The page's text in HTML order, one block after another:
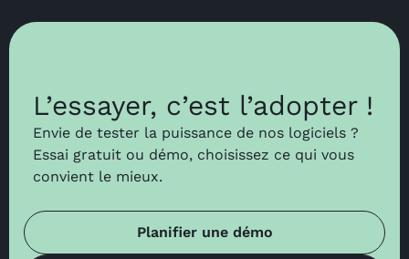
L’essayer, c’est l’adopter !
Envie de tester la puissance de nos logiciels ?
Essai gratuit ou démo, choisissez ce qui vous
convient le mieux.
Planifier une démo